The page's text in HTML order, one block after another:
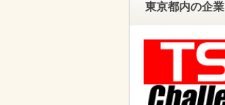
東京都内の企業